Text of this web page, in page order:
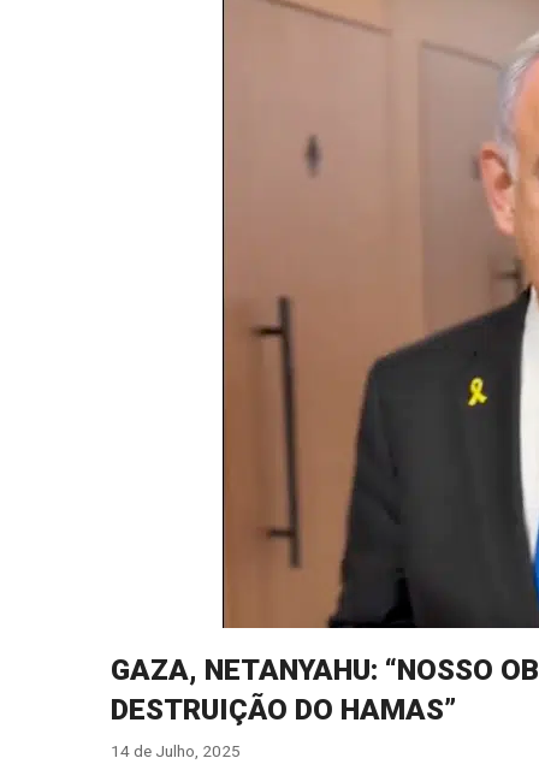
GAZA, NETANYAHU: “NOSSO
DESTRUIÇÃO DO HAMAS”
14 de Julho, 2025